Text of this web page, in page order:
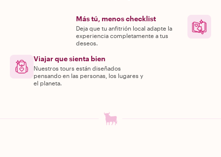
Más tú, menos checklist
Deja que tu anfitrión local adapte la
experiencia completamente a tus
deseos.
Viajar que sienta bien
Nuestros tours están diseñados
pensando en las personas, los lugares y
el planeta.